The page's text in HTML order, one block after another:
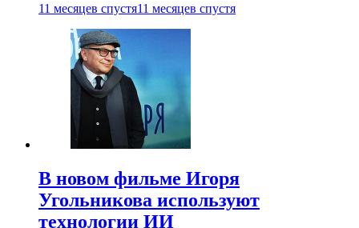
11 месяцев спустя11 месяцев спустя
В новом фильме Игоря
Угольникова используют
технологии ИИ